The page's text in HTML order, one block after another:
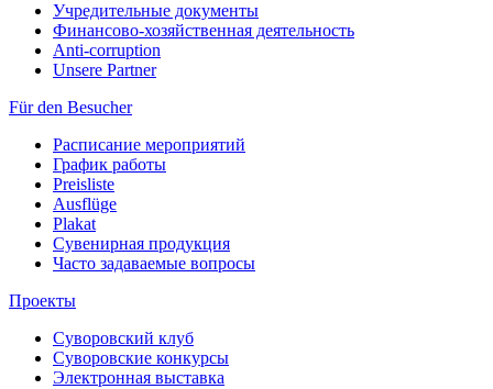
Учредительные документы
Финансово-хозяйственная деятельность
Anti-corruption
Unsere Partner
Für den Besucher
Расписание мероприятий
График работы
Preisliste
Ausflüge
Plakat
Сувенирная продукция
Часто задаваемые вопросы
Проекты
Суворовский клуб
Суворовские конкурсы
Электронная выставка